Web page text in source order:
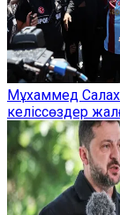
Мұхаммед Салах
келіссөздер